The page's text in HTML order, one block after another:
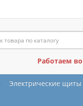
Работаем
Электрические щиты